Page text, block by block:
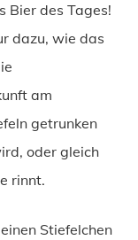
Bier des Tages!
dazu, wie das
am
getrunken
oder gleich
rinnt.
Stiefelchen